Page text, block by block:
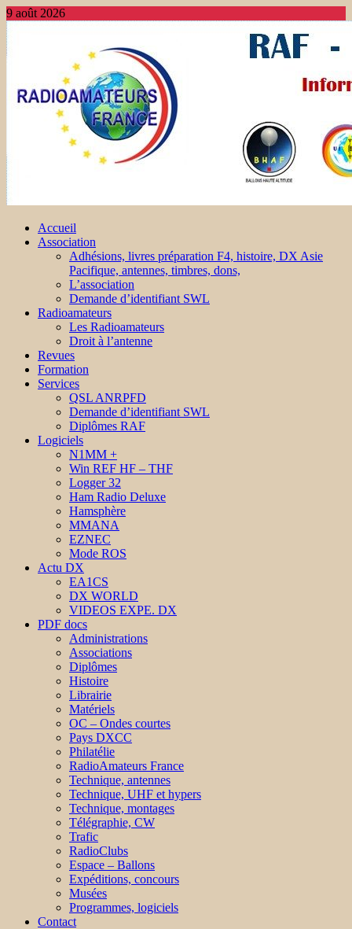
9 août 2026
Accueil
Association
Adhésions, livres préparation F4, histoire, DX Asie
Pacifique, antennes, timbres, dons,
L’association
Demande d’identifiant SWL
Radioamateurs
Les Radioamateurs
Droit à l’antenne
Revues
Formation
Services
QSL ANRPFD
Demande d’identifiant SWL
Diplômes RAF
Logiciels
N1MM +
Win REF HF – THF
Logger 32
Ham Radio Deluxe
Hamsphère
MMANA
EZNEC
Mode ROS
Actu DX
EA1CS
DX WORLD
VIDEOS EXPE. DX
PDF docs
Administrations
Associations
Diplômes
Histoire
Librairie
Matériels
OC – Ondes courtes
Pays DXCC
Philatélie
RadioAmateurs France
Technique, antennes
Technique, UHF et hypers
Technique, montages
Télégraphie, CW
Trafic
RadioClubs
Espace – Ballons
Expéditions, concours
Musées
Programmes, logiciels
Contact